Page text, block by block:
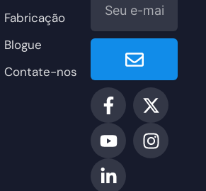
Fabricação
Blogue
Contate-nos
mail
Submit
F
a
c
e
b
o
X
-
t
w
Y
o
u
T
u
b
I
n
s
t
L
i
n
k
e
d